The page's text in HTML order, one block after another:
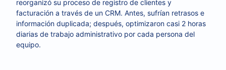
reorganizó su proceso de registro de clientes y
facturación a través de un CRM. Antes, sufrían retrasos e
información duplicada; después, optimizaron casi 2 horas
diarias de trabajo administrativo por cada persona del
equipo.